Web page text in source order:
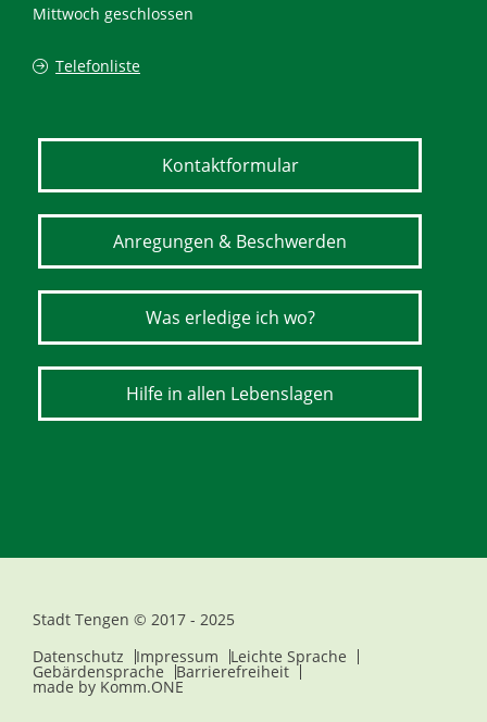
Mittwoch geschlossen
Telefonliste
Kontaktformular
Anregungen & Beschwerden
Was erledige ich wo?
Hilfe in allen Lebenslagen
Stadt Tengen © 2017 - 2025
Datenschutz
Impressum Leichte Sprache
Gebärdensprache Barrierefreiheit
made by Komm.ONE